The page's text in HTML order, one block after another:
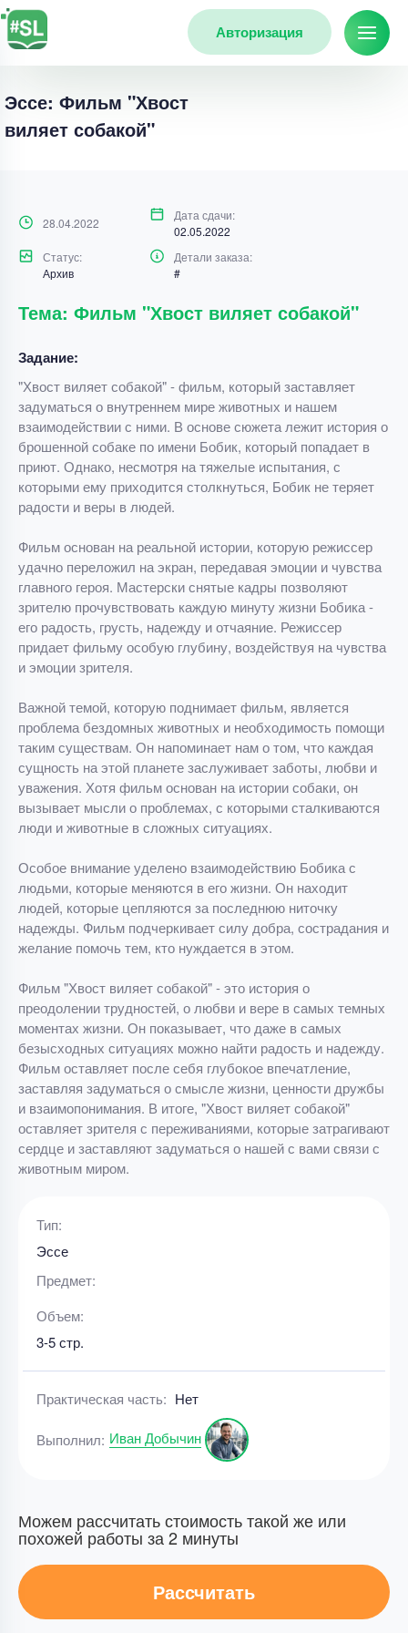
Авторизация
Эссе: Фильм "Хвост
виляет собакой"
28.04.2022
Дата сдачи:
02.05.2022
Статус:
Архив
Детали заказа:
#
Тема: Фильм "Хвост виляет собакой"
Задание:
"Хвост виляет собакой" - фильм, который заставляет
задуматься о внутреннем мире животных и нашем
взаимодействии с ними. В основе сюжета лежит история о
брошенной собаке по имени Бобик, который попадает в
приют. Однако, несмотря на тяжелые испытания, с
которыми ему приходится столкнуться, Бобик не теряет
радости и веры в людей.
Фильм основан на реальной истории, которую режиссер
удачно переложил на экран, передавая эмоции и чувства
главного героя. Мастерски снятые кадры позволяют
зрителю прочувствовать каждую минуту жизни Бобика -
его радость, грусть, надежду и отчаяние. Режиссер
придает фильму особую глубину, воздействуя на чувства
и эмоции зрителя.
Важной темой, которую поднимает фильм, является
проблема бездомных животных и необходимость помощи
таким существам. Он напоминает нам о том, что каждая
сущность на этой планете заслуживает заботы, любви и
уважения. Хотя фильм основан на истории собаки, он
вызывает мысли о проблемах, с которыми сталкиваются
люди и животные в сложных ситуациях.
Особое внимание уделено взаимодействию Бобика с
людьми, которые меняются в его жизни. Он находит
людей, которые цепляются за последнюю ниточку
надежды. Фильм подчеркивает силу добра, сострадания и
желание помочь тем, кто нуждается в этом.
Фильм "Хвост виляет собакой" - это история о
преодолении трудностей, о любви и вере в самых темных
моментах жизни. Он показывает, что даже в самых
безысходных ситуациях можно найти радость и надежду.
Фильм оставляет после себя глубокое впечатление,
заставляя задуматься о смысле жизни, ценности дружбы
и взаимопонимания. В итоге, "Хвост виляет собакой"
оставляет зрителя с переживаниями, которые затрагивают
сердце и заставляют задуматься о нашей с вами связи с
животным миром.
Тип:
Эссе
Предмет:
Объем:
3-5 стр.
Практическая часть: Нет
Выполнил: Иван Добычин
Можем рассчитать стоимость такой же или
похожей работы за 2 минуты
Рассчитать